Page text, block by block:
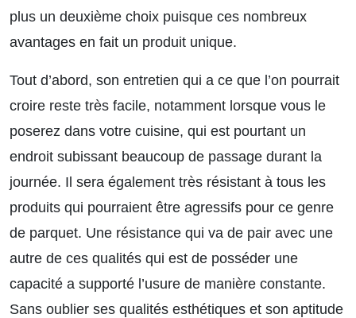
plus un deuxième choix puisque ces nombreux
avantages en fait un produit unique.
Tout d’abord, son entretien qui a ce que l’on pourrait
croire reste très facile, notamment lorsque vous le
poserez dans votre cuisine, qui est pourtant un
endroit subissant beaucoup de passage durant la
journée. Il sera également très résistant à tous les
produits qui pourraient être agressifs pour ce genre
de parquet. Une résistance qui va de pair avec une
autre de ces qualités qui est de posséder une
capacité a supporté l’usure de manière constante.
Sans oublier ses qualités esthétiques et son aptitude